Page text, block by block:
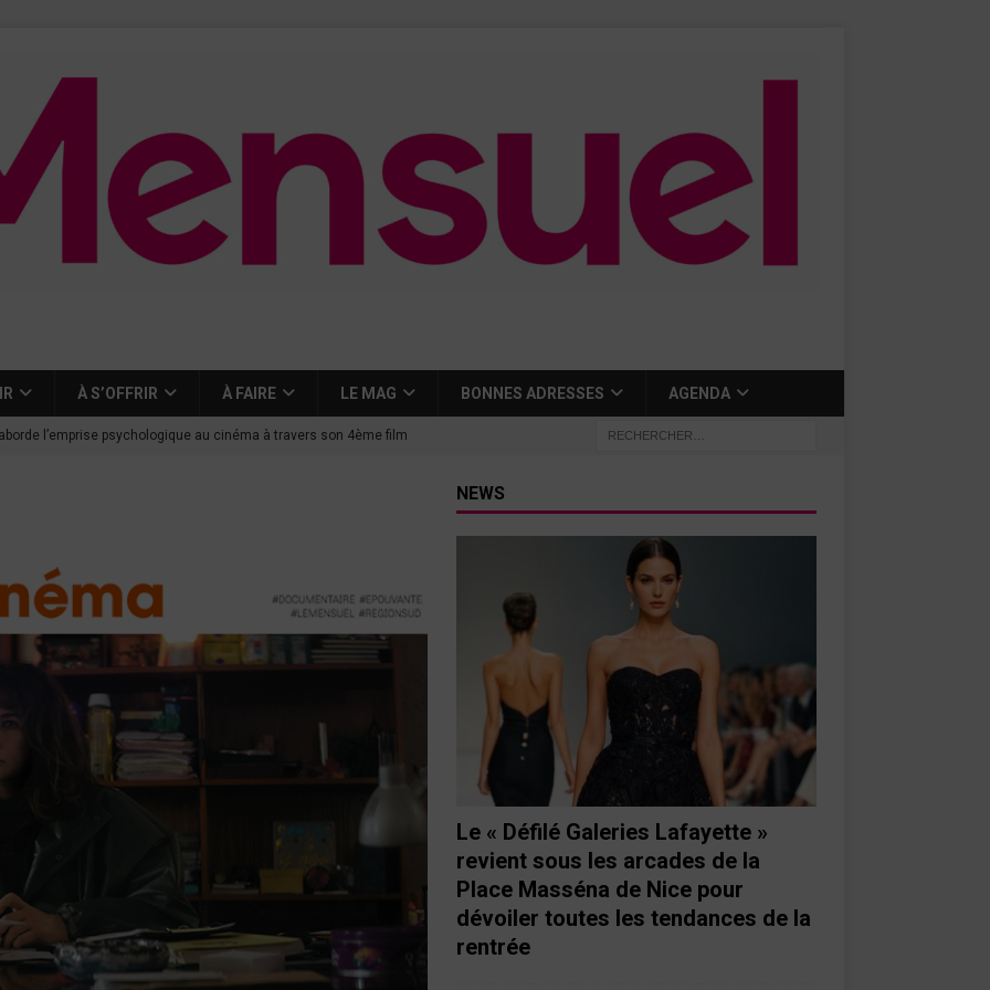
À S’OFFRIR À FAIRE LE MAG BONNES ADRESSES AGENDA
l’emprise psychologique au cinéma à travers son 4ème film
va ouvrir ses portes à Mandelieu
qu’aux autres CINÉMA
de Nice au cœur de l’hôtel Holiday Inn mise sur le charme, la
italiennes
Lafayette » revient sous les arcades de la Place Masséna de Nice
EVENTS
NEWS
Le « Défilé Galeries Lafayette »
revient sous les arcades de la
Place Masséna de Nice pour
dévoiler toutes les tendances de la
rentrée